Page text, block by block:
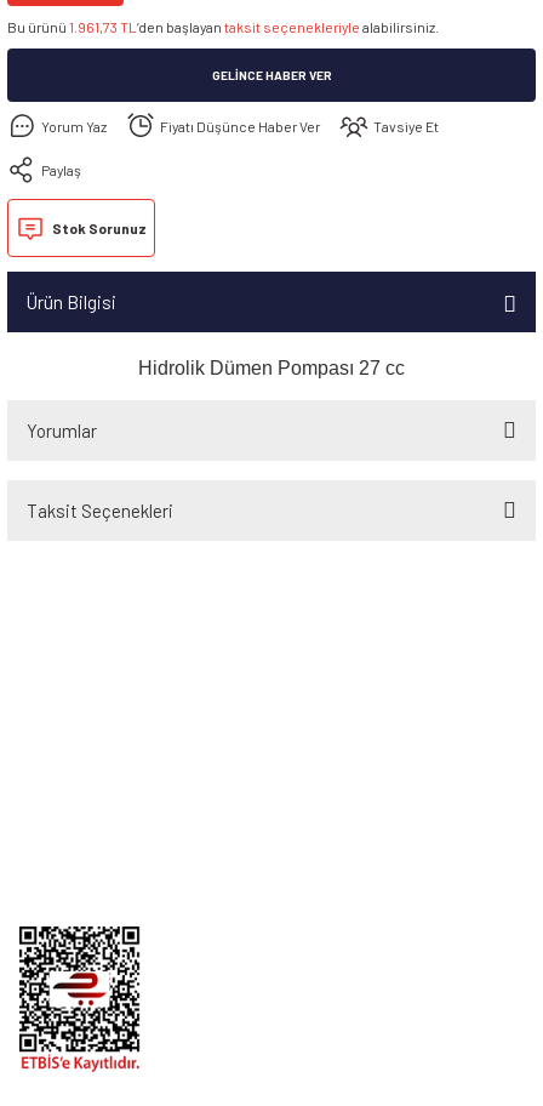
Bu ürünü 1.961,73 TL ’den başlayan taksit seçenekleriyle alabilirsiniz.
GELINCE HABER VER
Yorum Yaz Fiyatı Düşünce Haber Ver Tavsiye Et
Paylaş
Stok Sorunuz
Ürün Bilgisi
Hidrolik Dümen Pompası 27 cc
Yorumlar
Taksit Seçenekleri